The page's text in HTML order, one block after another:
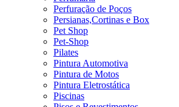
Perfuração de Poços
Persianas,Cortinas e Box
Pet Shop
Pet-Shop
Pilates
Pintura Automotiva
Pintura de Motos
Pintura Eletrostática
Piscinas